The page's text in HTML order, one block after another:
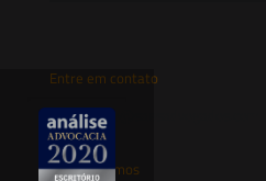
Entre em contato
contato@saesadvogados.com.br
Onde estamos